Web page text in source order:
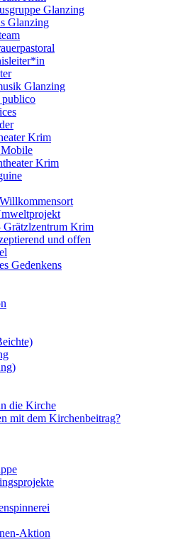
Glanzing
Glanzing
Glanzing
publico
Krim
Krim
Grätzlzentrum Krim
und offen
Gedenkens
die Kirche
mit dem Kirchenbeitrag?
Aktion